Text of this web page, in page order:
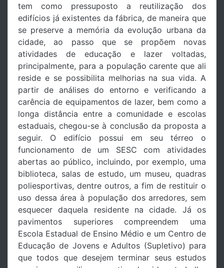
tem como pressuposto a reutilização dos
edifícios já existentes da fábrica, de maneira que
se preserve a memória da evolução urbana da
cidade, ao passo que se propõem novas
atividades de educação e lazer voltadas,
principalmente, para a população carente que ali
reside e se possibilita melhorias na sua vida. A
partir de análises do entorno e verificando a
carência de equipamentos de lazer, bem como a
longa distância entre a comunidade e escolas
estaduais, chegou-se à conclusão da proposta a
seguir. O edifício possui em seu térreo o
funcionamento de um SESC com atividades
abertas ao público, incluindo, por exemplo, uma
biblioteca, salas de estudo, um museu, quadras
poliesportivas, dentre outros, a fim de restituir o
uso dessa área à população dos arredores, sem
esquecer daquela residente na cidade. Já os
pavimentos superiores compreendem uma
Escola Estadual de Ensino Médio e um Centro de
Educação de Jovens e Adultos (Supletivo) para
que todos que desejem terminar seus estudos